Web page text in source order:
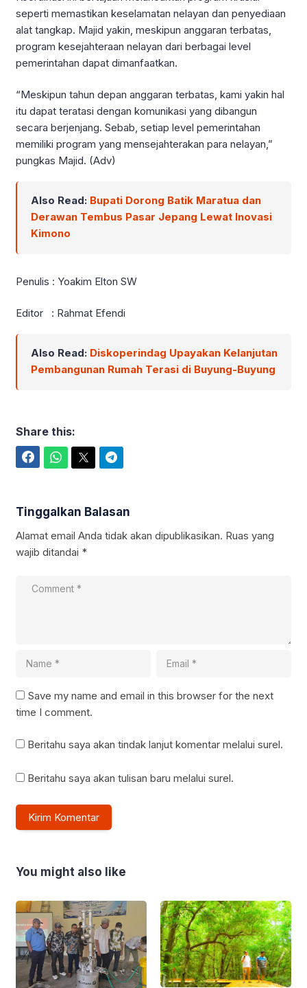
seperti memastikan keselamatan nelayan dan penyediaan
alat tangkap. Majid yakin, meskipun anggaran terbatas,
program kesejahteraan nelayan dari berbagai level
pemerintahan dapat dimanfaatkan.
“Meskipun tahun depan anggaran terbatas, kami yakin hal
itu dapat teratasi dengan komunikasi yang dibangun
secara berjenjang. Sebab, setiap level pemerintahan
memiliki program yang mensejahterakan para nelayan,”
pungkas Majid. (Adv)
Also Read: Bupati Dorong Batik Maratua dan
Derawan Tembus Pasar Jepang Lewat Inovasi
Kimono
Penulis : Yoakim Elton SW
Editor : Rahmat Efendi
Also Read: Diskoperindag Upayakan Kelanjutan
Pembangunan Rumah Terasi di Buyung-Buyung
Share this:
Tinggalkan Balasan
Alamat email Anda tidak akan dipublikasikan. Ruas yang
wajib ditandai *
Save my name and email in this browser for the next
time I comment.
Beritahu saya akan tindak lanjut komentar melalui surel.
Beritahu saya akan tulisan baru melalui surel.
You might also like